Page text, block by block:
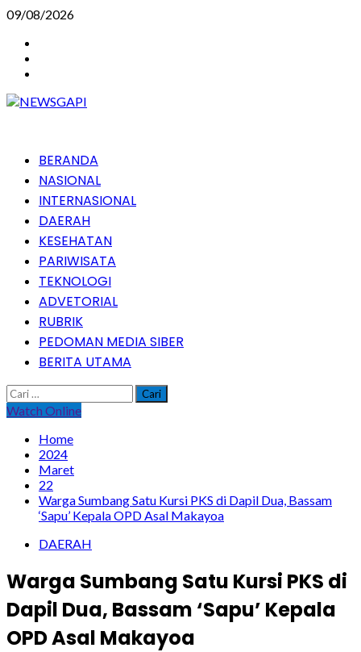
Skip
content
09/08/2026
PrimaryBERANDA
NASIONAL
INTERNASIONAL
DAERAH
KESEHATAN
PARIWISATA
TEKNOLOGI
ADVETORIAL
RUBRIK
PEDOMAN MEDIA SIBER
BERITA UTAMA
Cari
untuk:
Watch Online
Home
2024
Maret
22
Warga Sumbang Satu Kursi PKS di Dapil Dua, Bassam
‘Sapu’ Kepala OPD Asal Makayoa
DAERAH
Warga Sumbang Satu Kursi PKS di
Dapil Dua, Bassam ‘Sapu’ Kepala
OPD Asal Makayoa